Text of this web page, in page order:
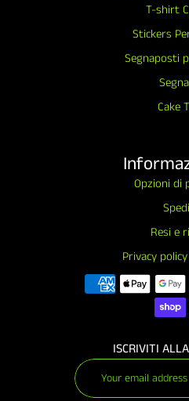
T-shirt
Stickers
Segnaposti
Cake
Opzioni di
Resi e
Privacy
ISCRIVITI